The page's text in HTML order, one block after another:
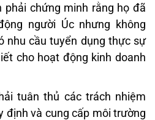
phải chứng minh rằng họ đã
người Úc nhưng không
nhu cầu tuyển dụng thực sự
cho hoạt động kinh doanh
tuân thủ các trách nhiệm
định và cung cấp môi trường